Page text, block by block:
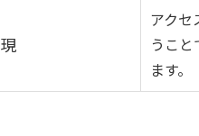
アクセ
うこ
ます。